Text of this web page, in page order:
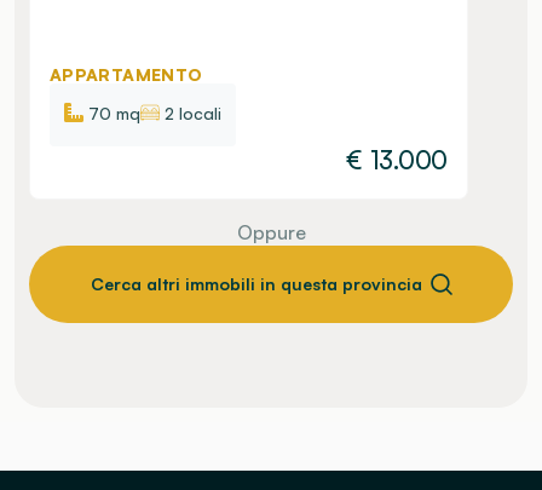
APPARTAMENTO
70 mq
2 locali
€ 13.000
Oppure
Cerca altri immobili in questa provincia